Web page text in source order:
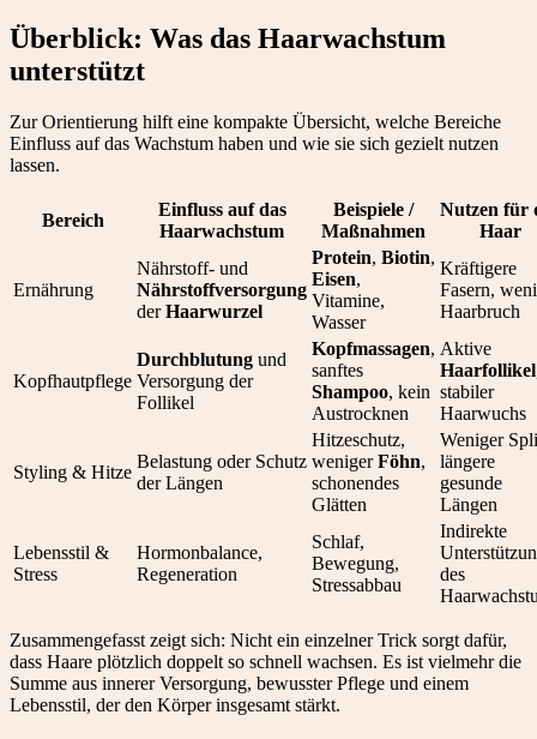
Überblick: Was das Haarwachstum
unterstützt
Zur Orientierung hilft eine kompakte Übersicht, welche Bereiche
Einfluss auf das Wachstum haben und wie sie sich gezielt nutzen
lassen.
Bereich
Einfluss auf das
Haarwachstum
Beispiele /
Maßnahmen
Nutzen für
Haar
Ernährung
Nährstoff- und
Nährstoffversorgung
derHaarwurzel
Protein, Biotin,
Eisen,
Vitamine,
Wasser
Kräftigere
Fasern,
Haarbruch
Kopfhautpflege
Durchblutung und
Versorgung der
Follikel
Kopfmassagen,
sanftes
Shampoo, kein
Austrocknen
Aktive
Haarfollikel
stabiler
Haarwuchs
Styling & Hitze
Belastung oder Schutz
der Längen
Hitzeschutz,
wenigerFöhn,
schonendes
Glätten
Weniger
längere
gesunde
Längen
Lebensstil &
Stress
Hormonbalance,
Regeneration
Schlaf,
Bewegung,
Stressabbau
Indirekte
des
Zusammengefasst zeigt sich: Nicht ein einzelner Trick sorgt dafür,
dass Haare plötzlich doppelt so schnell wachsen. Es ist vielmehr die
Summe aus innerer Versorgung, bewusster Pflege und einem
Lebensstil, der den Körper insgesamt stärkt.